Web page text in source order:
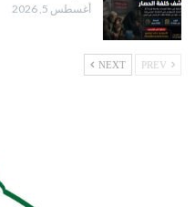
أغسطس 5, 2026
NEXT